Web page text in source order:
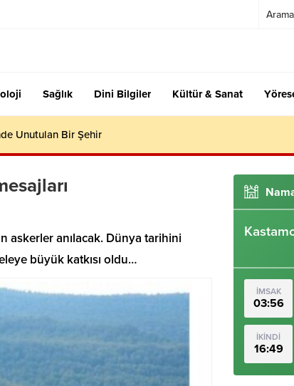
Sağlık Dini Bilgiler Kültür & Sanat
Unutulan Bir Şehir
askerler anılacak. Dünya tarihini
büyük katkısı oldu…
İMSAK
03:56
İKİNDİ
16:49